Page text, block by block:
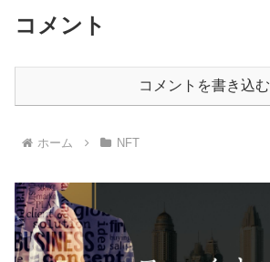
コメント
コメントを書き込む
ホーム NFT